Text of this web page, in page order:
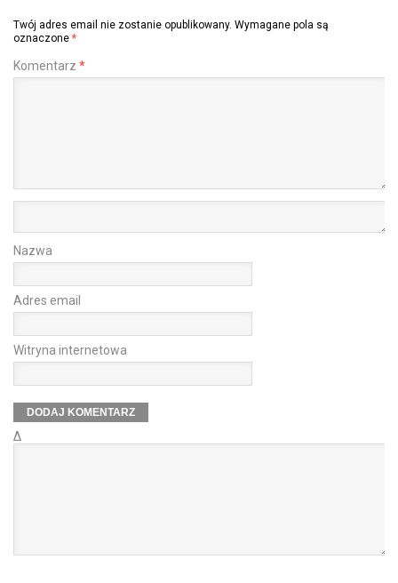
Twój adres email nie zostanie opublikowany. Wymagane pola są
oznaczone *
Komentarz *
Nazwa
Adres email
Witryna internetowa
Δ